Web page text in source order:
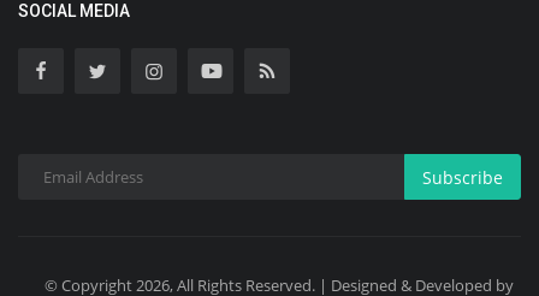
SOCIAL MEDIA
Subscribe
© Copyright 2026, All Rights Reserved. | Designed & Developed by